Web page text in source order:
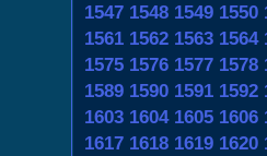
1547 1548 1549 1550
1561 1562 1563 1564
1575 1576 1577 1578
1589 1590 1591 1592
1603 1604 1605 1606
1617 1618 1619 1620